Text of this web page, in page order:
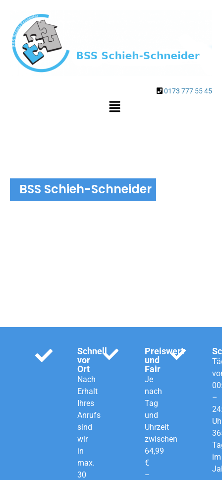
0173 777 55 45
BSS Schieh-Schneider
Schnell
vor
Ort
Nach
Erhalt
Ihres
Anrufs
sind
wir
in
max.
30
Preiswert
und
Fair
Je
nach
Tag
und
Uhrzeit
zwischen
64,99
€
–
–
im